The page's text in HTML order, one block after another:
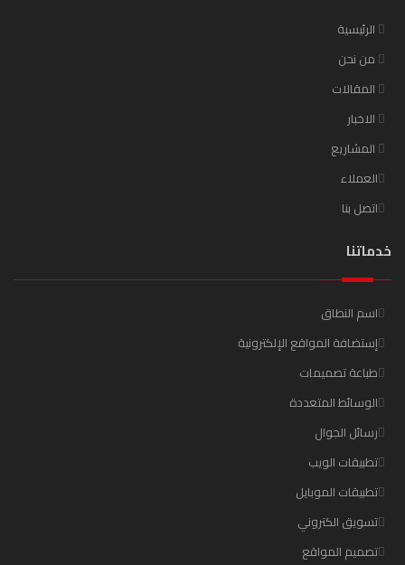
الرئيسية
من نحن
المقالات
الاخبار
المشاريع
العملاء
اتصل بنا
خدماتنا
اسم النطاق
إستضافة المواقع الإلكترونية
طباعة تصميمات
الوسائط المتعددة
رسائل الجوال
تطبيقات الويب
تطبيقات الموبايل
تسويق الكتروني
تصميم المواقع